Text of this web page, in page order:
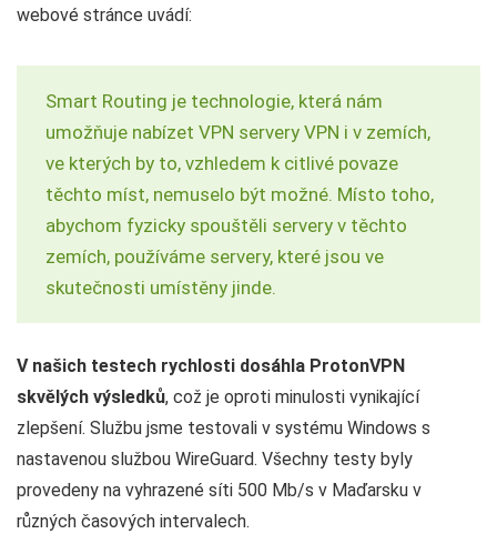
webové stránce uvádí:
Smart Routing je technologie, která nám
umožňuje nabízet VPN servery VPN i v zemích,
ve kterých by to, vzhledem k citlivé povaze
těchto míst, nemuselo být možné. Místo toho,
abychom fyzicky spouštěli servery v těchto
zemích, používáme servery, které jsou ve
skutečnosti umístěny jinde.
V našich testech rychlosti dosáhla ProtonVPN
skvělých výsledků, což je oproti minulosti vynikající
zlepšení. Službu jsme testovali v systému Windows s
nastavenou službou WireGuard. Všechny testy byly
provedeny na vyhrazené síti 500 Mb/s v Maďarsku v
různých časových intervalech.